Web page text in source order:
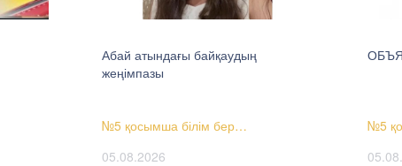
Абай атындағы байқаудың
жеңімпазы
№5 қосымша білім бер…
05.08.2026
№5